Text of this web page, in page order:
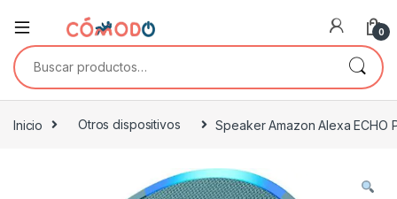
0
Buscar por:
Inicio Otros dispositivos Speaker Amazon Alexa ECHO